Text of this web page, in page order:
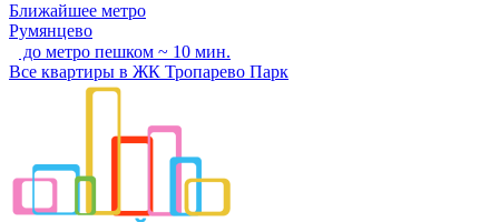
Ближайшее метро
Румянцево
до метро пешком ~ 10 мин.
Все квартиры в ЖК Тропарево Парк